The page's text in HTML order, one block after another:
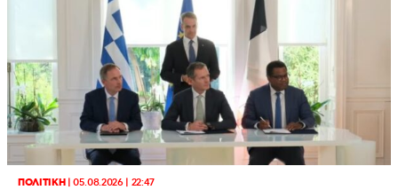
ΠΟΛΙΤΙΚΗ|05.08.2026 | 22:47